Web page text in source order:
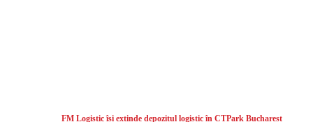
FM Logistic își extinde depozitul logistic în CTPark Bucharest